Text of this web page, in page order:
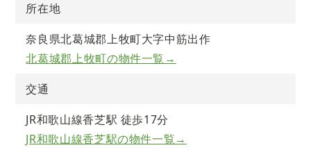
所在地
奈良県北葛城郡上牧町大字中筋出作
北葛城郡上牧町の物件一覧→
交通
JR和歌山線香芝駅 徒歩17分
JR和歌山線香芝駅の物件一覧→